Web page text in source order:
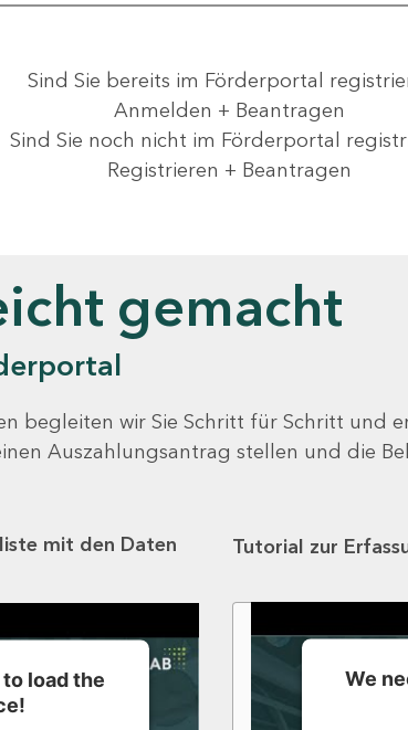
Sind Sie bereits im Förderportal
Anmelden + Beantragen
Sind Sie noch nicht im Förderportal
Registrieren + Beantragen
gemacht
begleiten wir Sie Schritt für Schritt und
Auszahlungsantrag stellen und die
mit den Daten
load the
Tutorial zur
We